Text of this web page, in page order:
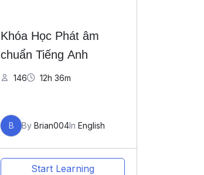
Khóa Học Phát âm
chuẩn Tiếng Anh
146 12h 36m
B ByBrian004InEnglish
Start Learning